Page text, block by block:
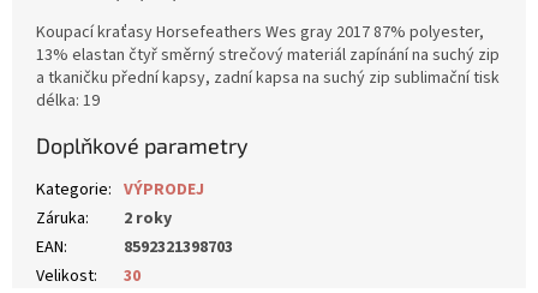
Koupací kraťasy Horsefeathers Wes gray 2017 87% polyester,
13% elastan čtyř směrný strečový materiál zapínání na suchý zip
a tkaničku přední kapsy, zadní kapsa na suchý zip sublimační tisk
délka: 19
Doplňkové parametry
Kategorie: VÝPRODEJ
Záruka:
2 roky
EAN:
8592321398703
Velikost: 30